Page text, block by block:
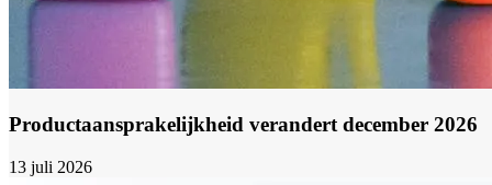
Productaansprakelijkheid verandert december 2026
13 juli 2026